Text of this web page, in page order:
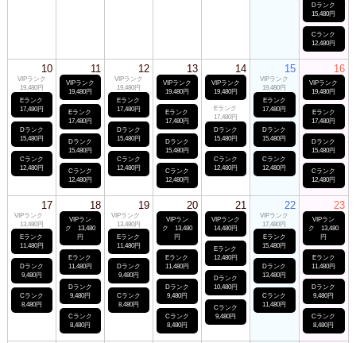
Dランク
15,480円
Cランク
12,480円
10
VIPランク
19,480円
Eランク
17,480円
Dランク
15,480円
Cランク
12,480円
11
VIPランク
19,480円
Eランク
17,480円
Dランク
15,480円
Cランク
12,480円
12
VIPランク
19,480円
Eランク
17,480円
Dランク
15,480円
Cランク
12,480円
13
VIPランク
19,480円
Eランク
17,480円
Dランク
15,480円
Cランク
12,480円
14
VIPランク
19,480円
Eランク
17,480円
Dランク
15,480円
Cランク
12,480円
15
VIPランク
19,480円
Eランク
17,480円
Dランク
15,480円
Cランク
12,480円
16
VIPランク
19,480円
Eランク
17,480円
Dランク
15,480円
Cランク
12,480円
17
VIPランク
13,480円
Eランク
11,480円
Dランク
9,480円
Cランク
8,480円
18
VIPラン
ク 13,480
円
Eランク
11,480円
Dランク
9,480円
Cランク
8,480円
19
VIPランク
13,480円
Eランク
11,480円
Dランク
9,480円
Cランク
8,480円
20
VIPラン
ク 13,480
円
Eランク
11,480円
Dランク
9,480円
Cランク
8,480円
21
VIPランク
14,480円
Eランク
12,480円
Dランク
10,480円
Cランク
9,480円
22
VIPランク
17,480円
Eランク
15,480円
Dランク
13,480円
Cランク
11,480円
23
VIPラン
ク 13,480
円
Eランク
11,480円
Dランク
9,480円
Cランク
8,480円